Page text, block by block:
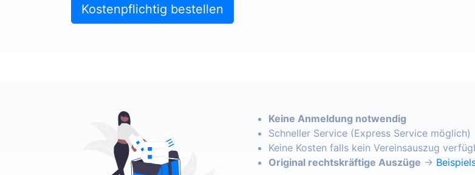
Kostenpflichtig bestellen
Keine Anmeldung notwendig
Schneller Service (Express Service möglich)
Keine Kosten falls kein Vereinsauszug
Original rechtskräftige Auszüge →